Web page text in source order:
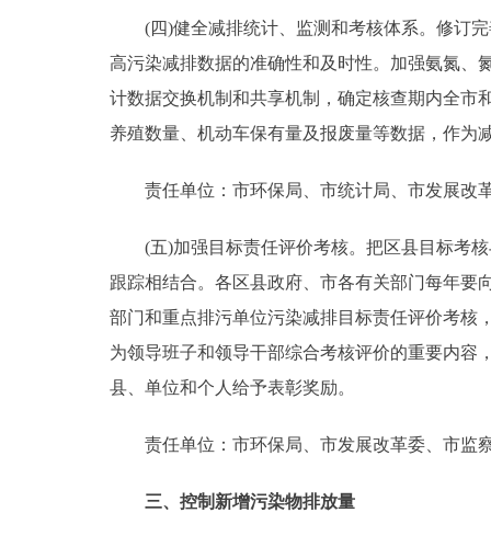
(四)健全减排统计、监测和考核体系。修订完
高污染减排数据的准确性和及时性。加强氨氮、
计数据交换机制和共享机制，确定核查期内全市
养殖数量、机动车保有量及报废量等数据，作为
责任单位：市环保局、市统计局、市发展改革
(五)加强目标责任评价考核。把区县目标考核
跟踪相结合。各区县政府、市各有关部门每年要
部门和重点排污单位污染减排目标责任评价考核
为领导班子和领导干部综合考核评价的重要内容
县、单位和个人给予表彰奖励。
责任单位：市环保局、市发展改革委、市监
三、控制新增污染物排放量